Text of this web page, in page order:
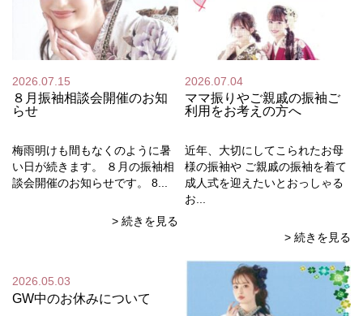
2026.07.15
８月振袖相談会開催のお知
らせ
梅雨明けも間もなくのように暑
い日が続きます。 ８月の振袖相
談会開催のお知らせです。 8...
> 続きを見る
2026.07.04
ママ振りやご親戚の振袖ご
利用をお考えの方へ
近年、大切にしてこられたお母
様の振袖や ご親戚の振袖を着て
成人式を迎えたいとおっしゃる
お...
> 続きを見る
2026.05.03
GW中のお休みについて